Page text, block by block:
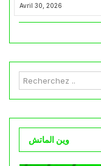
Avril 30, 2026
وين الماتش